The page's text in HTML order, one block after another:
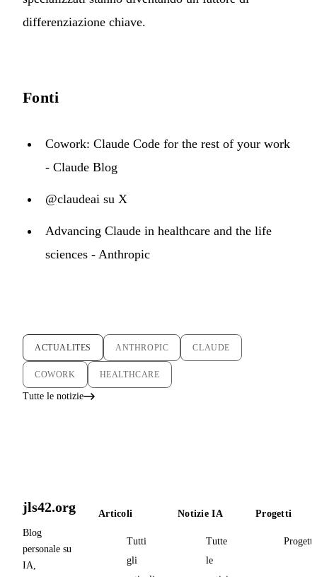
differenziazione chiave.
Fonti
Cowork: Claude Code for the rest of your work
- Claude Blog
@claudeai su X
Advancing Claude in healthcare and the life
sciences - Anthropic
ACTUALITES ANTHROPIC CLAUDE
COWORK HEALTHCARE
Tutte le notizie
jls42.org
Blog
personale su
IA,
Articoli
Tutti
gli
Notizie IA
Tutte
le
Progetti
Progetti